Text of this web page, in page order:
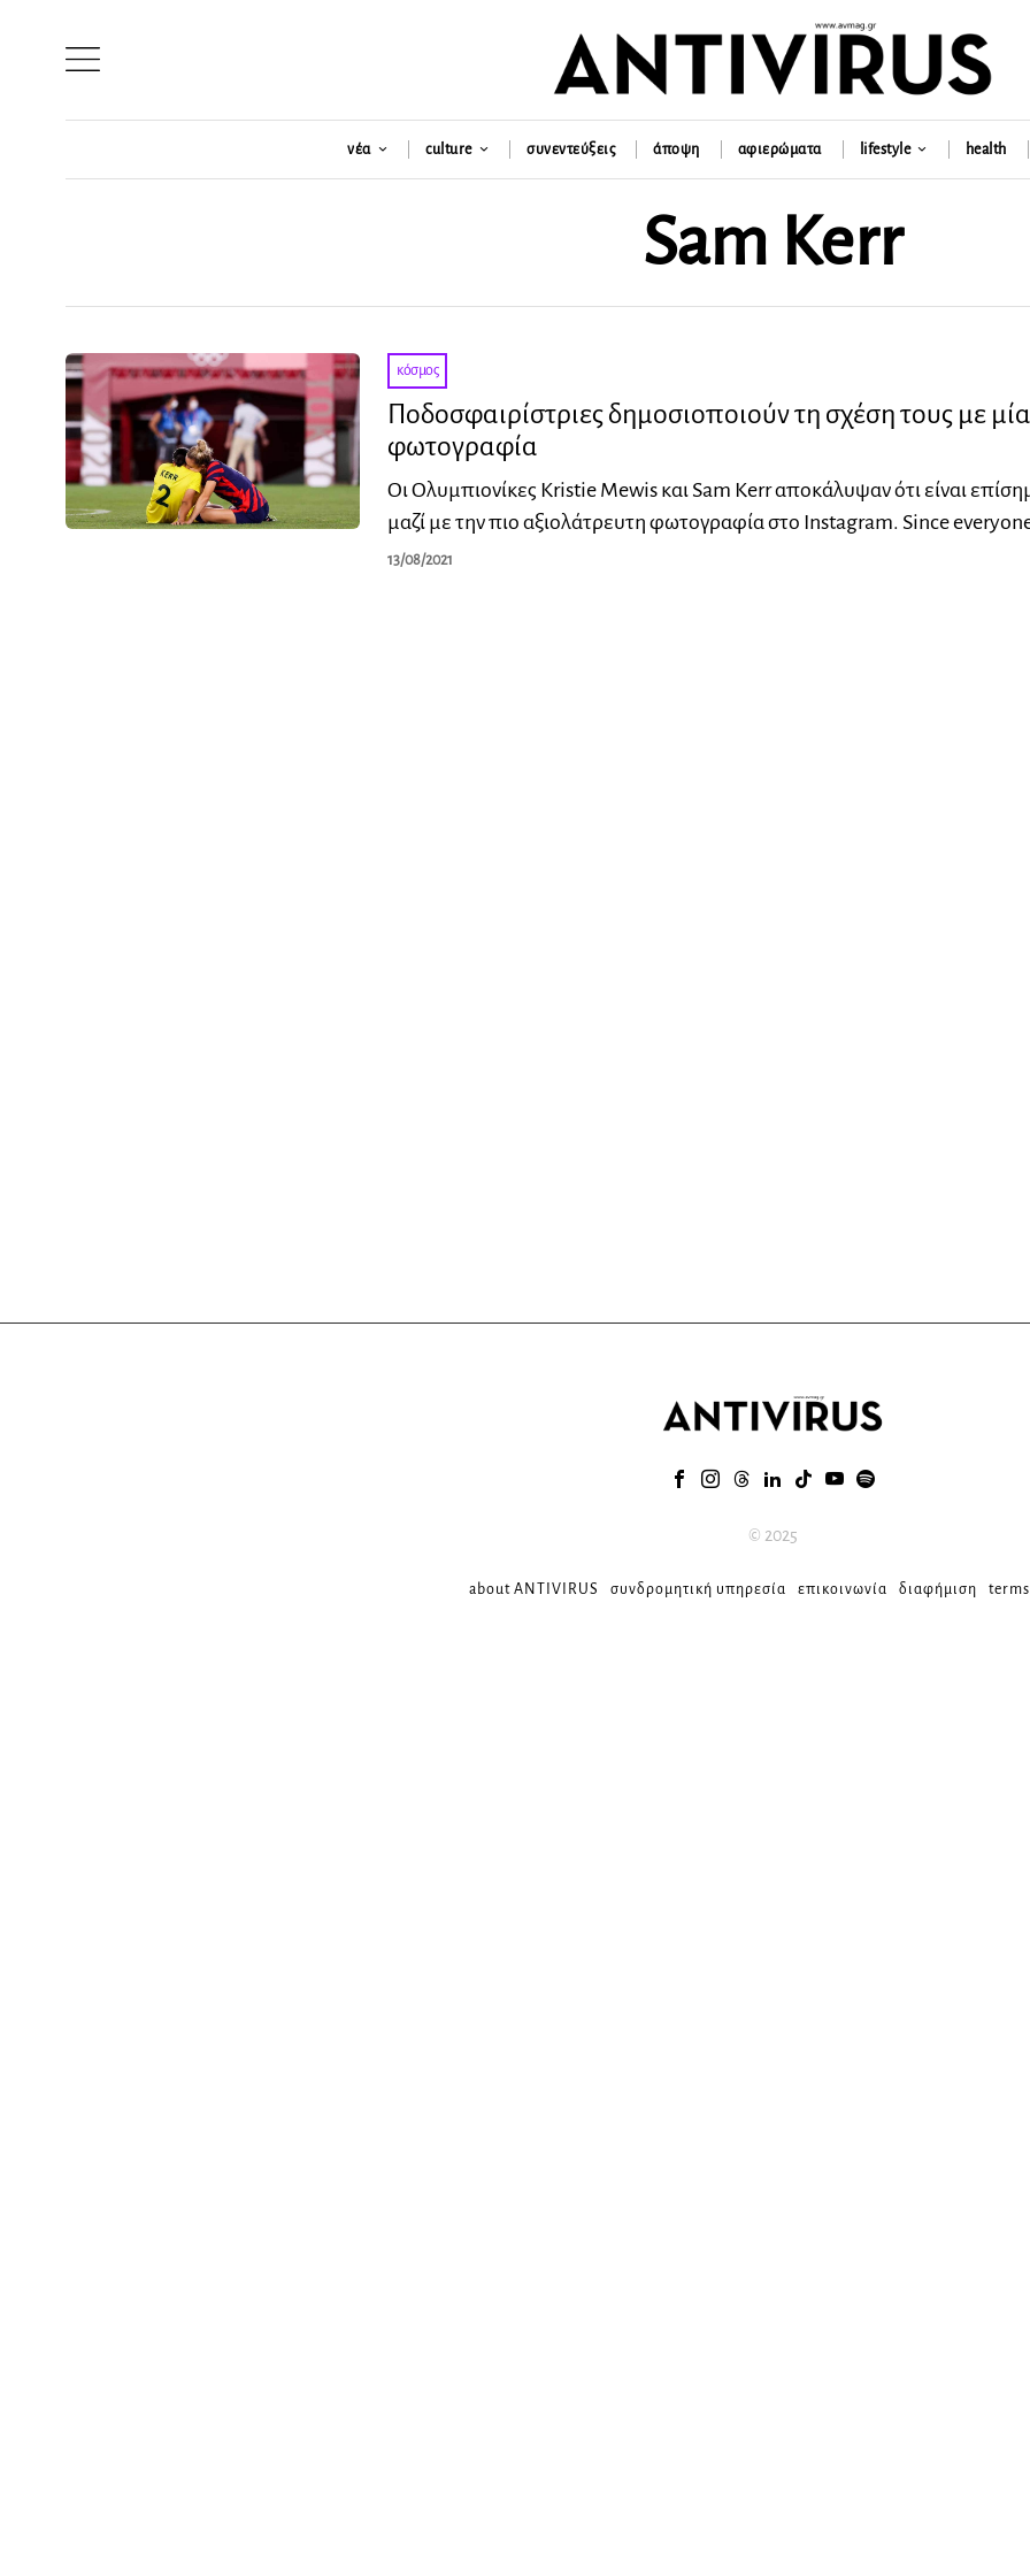
νέα culture συνεντεύξεις άποψη αφιερώματα lifestyle health
Sam Kerr
κόσμος
Ποδοσφαιρίστριες δημοσιοποιούν τη σχέση τους με μία
φωτογραφία
Οι Ολυμπιονίκες Kristie Mewis και Sam Kerr αποκάλυψαν ότι είναι
μαζί με την πιο αξιολάτρευτη φωτογραφία στο Instagram. Since
13/08/2021
© 2025
about ANTIVIRUS συνδρομητική υπηρεσία επικοινωνία διαφήμιση